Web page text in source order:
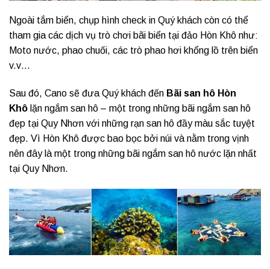
Ngoài tắm biển, chụp hình check in Quý khách còn có thể
tham gia các dịch vụ trò chơi bãi biển tại đảo Hòn Khô như:
Moto nước, phao chuối, các trò phao hơi khổng lồ trên biển
v.v…
Sau đó, Cano sẽ đưa Quý khách đến Bãi san hô Hòn
Khô lặn ngắm san hô – một trong những bãi ngắm san hô
đẹp tại Quy Nhơn với những rạn san hô đầy màu sắc tuyệt
đẹp. Vì Hòn Khô được bao bọc bởi núi và nằm trong vịnh
nên đây là một trong những bãi ngắm san hô nước lặn nhất
tại Quy Nhơn.